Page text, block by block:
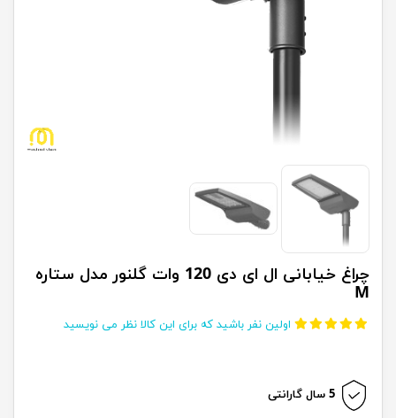
چراغ خیابانی ال ای دی 120 وات گلنور مدل ستاره
M
اولین نفر باشید که برای این کالا نظر می نویسید
5 سال گارانتی